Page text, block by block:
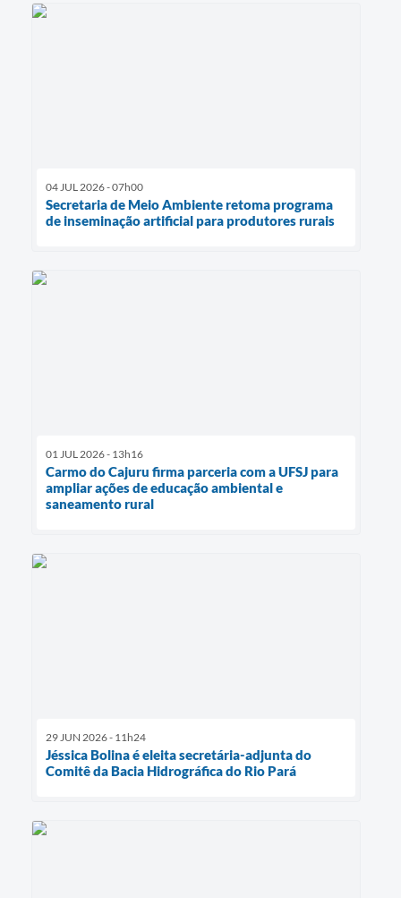
04 JUL 2026 - 07h00
Secretaria de Meio Ambiente retoma programa
de inseminação artificial para produtores rurais
01 JUL 2026 - 13h16
Carmo do Cajuru firma parceria com a UFSJ para
ampliar ações de educação ambiental e
saneamento rural
29 JUN 2026 - 11h24
Jéssica Bolina é eleita secretária-adjunta do
Comitê da Bacia Hidrográfica do Rio Pará